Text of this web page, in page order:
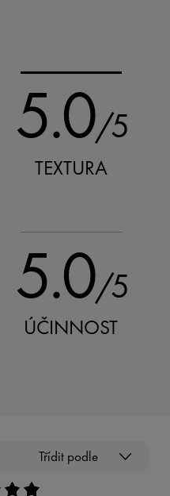
5.0/5
TEXTURA
5.0/5
ÚČINNOST
Třídit podle